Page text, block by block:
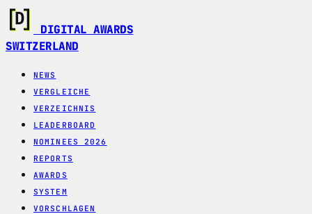
DIGITAL AWARDS
SWITZERLAND
NEWS
VERGLEICHE
VERZEICHNIS
LEADERBOARD
NOMINEES 2026
REPORTS
AWARDS
SYSTEM
VORSCHLAGEN